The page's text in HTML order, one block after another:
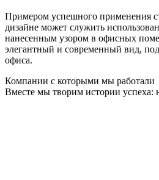
Примером успешного применения
дизайне может служить
нанесенным узором в офисных
элегантный и современный вид,
офиса.
Компании с которыми мы работали
Вместе мы творим истории